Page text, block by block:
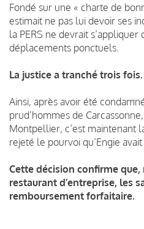
Fondé sur une « charte de
estimait ne pas lui devoir ses
la PERS ne devrait
déplacements ponctuels.
La justice a tranché trois fois.
Ainsi, après avoir été
prud’hommes de
Montpellier, c’est maintenant
rejeté le pourvoi qu’Engie avait
Cette décision confirme que,
restaurant d’entreprise, les
remboursement forfaitaire.